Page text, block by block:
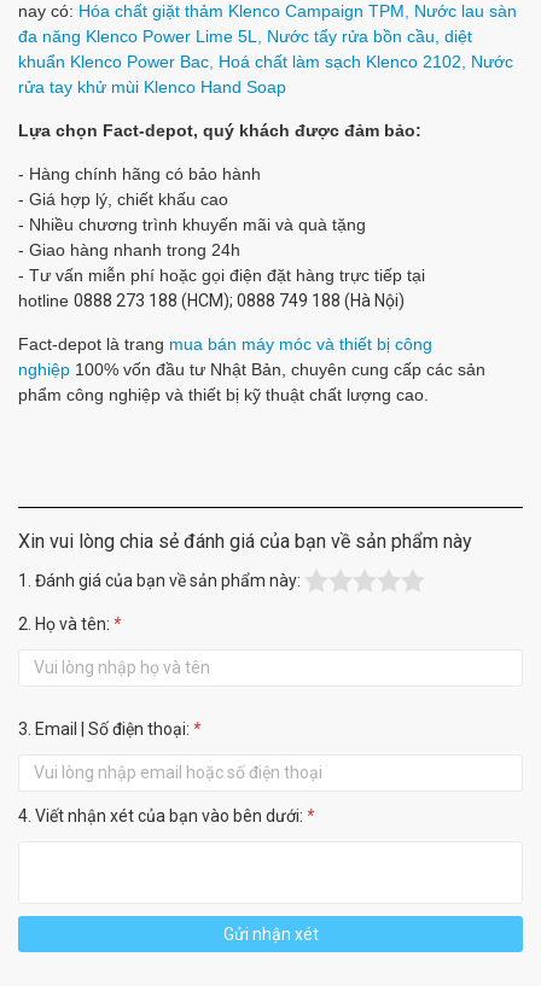
nay có: Hóa chất giặt thảm Klenco Campaign TPM
Nước lau sàn
đa năng Klenco Power Lime 5L
Nước tẩy rửa bồn cầu, diệt
khuẩn Klenco Power Bac Hoá chất làm sạch Klenco 2102
Nước
rửa tay khử mùi Klenco Hand Soap
Lựa chọn Fact-depot, quý khách được đảm bảo:
- Hàng chính hãng có bảo hành
- Giá hợp lý, chiết khấu cao
- Nhiều chương trình khuyến mãi và quà tặng
- Giao hàng nhanh trong 24h
- Tư vấn miễn phí hoặc gọi điện đặt hàng trực tiếp tại
hotline 0888 273 188 (HCM); 0888 749 188 (Hà Nội)
Fact-depot là trang mua bán máy móc và thiết bị công
nghiệp 100% vốn đầu tư Nhật Bản, chuyên cung cấp các sản
phẩm công nghiệp và thiết bị kỹ thuật chất lượng cao.
Xin vui lòng chia sẻ đánh giá của bạn về sản phẩm này
1. Đánh giá của bạn về sản phẩm này:
2. Họ và tên: *
3. Email | Số điện thoại: *
4. Viết nhận xét của bạn vào bên dưới: *
Gửi nhận xét